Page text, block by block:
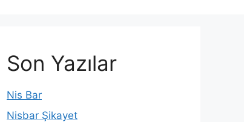
Son Yazılar
Nis Bar
Nisbar Şikayet